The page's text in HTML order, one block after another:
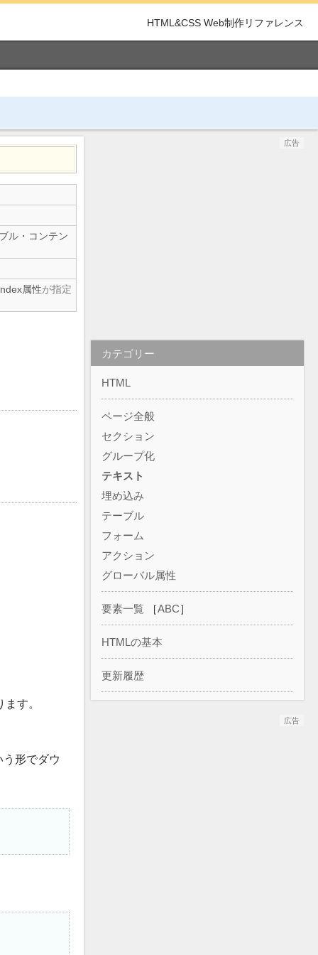
HTML&CSS Web制作リファレンス
ル・コンテン
属性が指定
す。
う形でダウ
広告
カテゴリー
HTML
ページ全般
セクション
グループ化
テキスト
埋め込み
テーブル
フォーム
アクション
グローバル属性
要素一覧 ［ABC］
HTMLの基本
更新履歴
広告